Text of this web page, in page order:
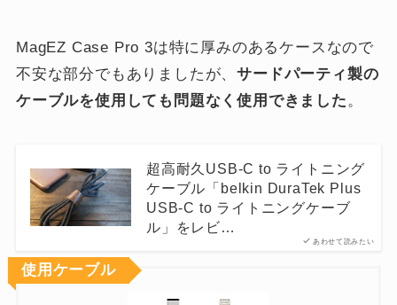
MagEZ Case Pro 3は特に厚みのあるケースなので
不安な部分でもありましたが、サードパーティ製の
ケーブルを使用しても問題なく使用できました 。
あわせて読みたい
超高耐久USB-C to ライトニング
ケーブル「belkin DuraTek Plus
USB-C to ライトニングケーブ
ル」をレビ…
使用ケーブル